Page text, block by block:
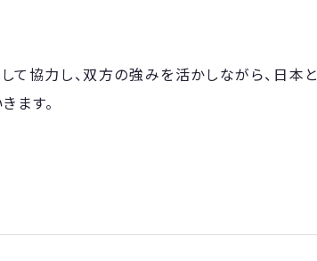
協力し、双方の強みを活かしながら、日本と
ます。